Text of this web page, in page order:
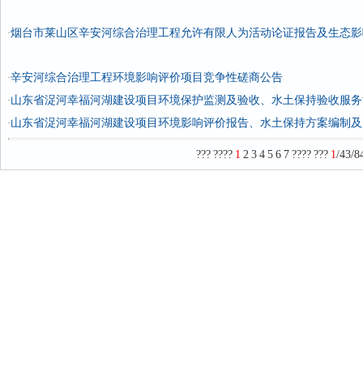
·烟台市莱山区辛安河综合治理工程允许有限人为活动论证报告及生态
·辛安河综合治理工程环境影响评价项目竞争性磋商公告
·山东省浞河幸福河湖建设项目环境保护监测及验收、水土保持验收服
·山东省浞河幸福河湖建设项目环境影响评价报告、水土保持方案编制
??? ???? 1 2 3 4 5 6 7 ???? ??? 1/43/